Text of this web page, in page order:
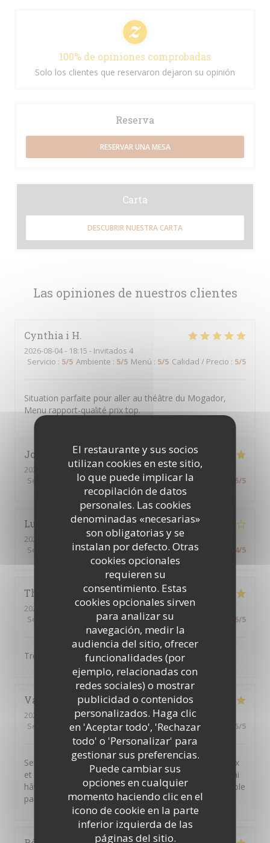
El restaurante y sus socios
utilizan cookies en este sitio,
lo que puede implicar la
recopilación de datos
personales. Las cookies
denominadas «necesarias»
son obligatorias y se
instalan por defecto. Otras
cookies opcionales
requieren su
consentimiento. Estas
cookies opcionales sirven
para analizar su
navegación, medir la
audiencia del sitio, ofrecer
funcionalidades (por
ejemplo, relacionadas con
redes sociales) o mostrar
publicidad o contenidos
personalizados. Haga clic
en 'Aceptar todo', 'Rechazar
todo' o 'Personalizar' para
gestionar sus preferencias.
Puede cambiar sus
opciones en cualquier
momento haciendo clic en el
icono de cookie en la parte
inferior izquierda de las
páginas del sitio.
Las opiniones de nuestros clientes
Cynthia i H
2026-08-04- 18:15 - Invitados 4
Servicio : 5/5 Ambiente : 5/5 Menú : 5/5 Calidad / Precio : 5/5
Situation parfaite pour aller au théâtre du Mogador,
Menu rapport-qualité prix top.
Johann
2026-08-04
- 22:30 - Invitados 2
Servicio
Ambiente :5/5 Menú: 5/5 Calidad / Precio 5/5
Lucie
2026-08-06
- 18:00 - Invitados 2
Servicio
/5 Ambiente 4/5 Menú:4/5 Calidad / Precio 4/5
Thao
2026-08-04
- 12:15 - Invitados 7
Servicio
Ambiente:4 /5 Menú: 5 /5 Calidad / Precio 5/5
Très bon plat cuisiné, il y en a pour tous les goûts.
Valérie
2026-08-04
- 18:00 - Invitados 2
Servicio
/5 Ambiente:5/5 Menú 5/5 Calidad / Precio 5/5
Service rapide et personnel très agréable. Plats copieux
et très gouteux. Je recommande sans hésitation ! Et j'ai
hâte d'y retourner... Merci pour ce moment très agréable
passé dans votre restaurant.
100% de opiniones comprobadas
Solo los clientes que reservaron dejaron su opinión
Reserva
RESERVAR UNA MESA
Carta
DESCUBRIR NUESTRA CARTA